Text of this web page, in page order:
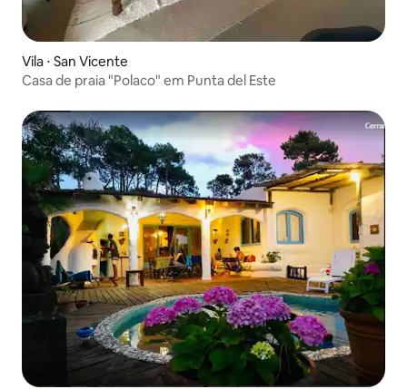
Vila ⋅ San Vicente
Casa de praia "Polaco" em Punta del Este